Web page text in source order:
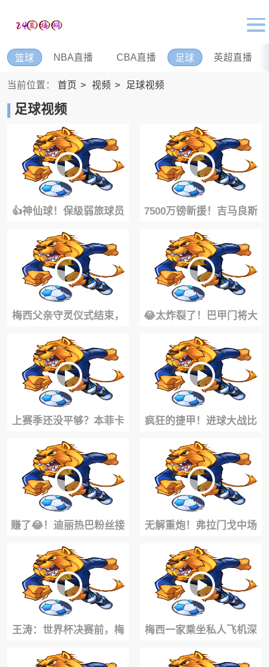
篮球 NBA直播 CBA直播 足球 英超直播
当前位置： 首页 视频 足球视频
足球视频
👍神仙球！保级弱旅球员
65米超远吊射破门轰塌马
尔默主场！
7500万镑新援！吉马良斯
身披39号战袍，正式亮相
酋长球场！
梅西父亲守灵仪式结束，
梅西和家人们一起做了最
后的告别
😂太炸裂了！巴甲门将大
脚踢空气，直接送超级空
门大礼！
上赛季还没平够？本菲卡
新赛季联赛首战2-2遭升班
马逼平！
疯狂的捷甲！进球大战比
尔森胜利5-5特普利斯！
赚了😂！迪丽热巴粉丝接
机未果，却拿到了帕夫洛
维奇等人的签名
无解重炮！弗拉门戈中场
普尔加世界波死角破门，
引爆马拉卡纳球场
王涛：世界杯决赛前，梅
西已知道父亲只有不到1个
梅西一家乘坐私人飞机深
夜抵达罗萨里奥